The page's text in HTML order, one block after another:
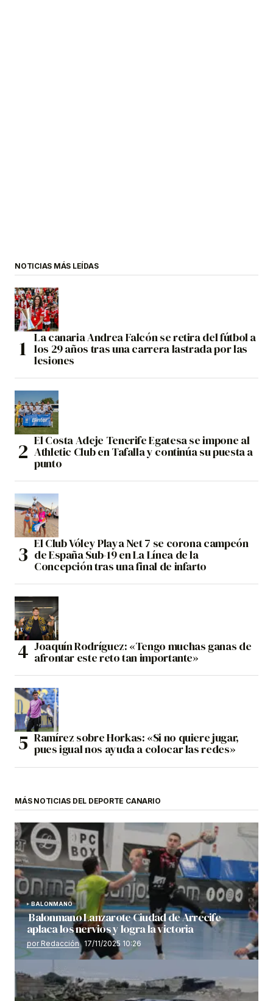
NOTICIAS MÁS LEÍDAS
La canaria Andrea Falcón se retira del fútbol a
los 29 años tras una carrera lastrada por las
lesiones
El Costa Adeje Tenerife Egatesa se impone al
Athletic Club en Tafalla y continúa su puesta a
punto
El Club Vóley Playa Net 7 se corona campeón
de España Sub-19 en La Línea de la
Concepción tras una final de infarto
Joaquín Rodríguez: «Tengo muchas ganas de
afrontar este reto tan importante»
Ramírez sobre Horkas: «Si no quiere jugar,
pues igual nos ayuda a colocar las redes»
MÁS NOTICIAS DEL DEPORTE CANARIO
BALONMANO
Balonmano Lanzarote Ciudad de Arrecife
aplaca los nervios y logra la victoria
por Redacción 17/11/2025 10:26